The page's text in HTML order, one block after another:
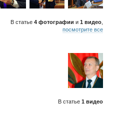
В статье 4 фотографии и 1 видео
посмотрите все
В статье 1 видео